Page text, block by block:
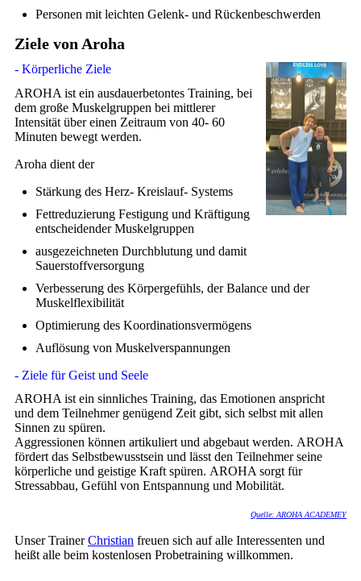
Personen mit leichten Gelenk- und Rückenbeschwerden
Ziele von Aroha
- Körperliche Ziele
AROHA ist ein ausdauerbetontes Training, bei
dem große Muskelgruppen bei mittlerer
Intensität über einen Zeitraum von 40- 60
Minuten bewegt werden.
Aroha dient der
Stärkung des Herz- Kreislauf- Systems
Fettreduzierung Festigung und Kräftigung
entscheidender Muskelgruppen
ausgezeichneten Durchblutung und damit
Sauerstoffversorgung
Verbesserung des Körpergefühls, der Balance und der
Muskelflexibilität
Optimierung des Koordinationsvermögens
Auflösung von Muskelverspannungen
- Ziele für Geist und Seele
AROHA ist ein sinnliches Training, das Emotionen anspricht
und dem Teilnehmer genügend Zeit gibt, sich selbst mit allen
Sinnen zu spüren.
Aggressionen können artikuliert und abgebaut werden. AROHA
fördert das Selbstbewusstsein und lässt den Teilnehmer seine
körperliche und geistige Kraft spüren. AROHA sorgt für
Stressabbau, Gefühl von Entspannung und Mobilität.
Quelle: AROHA ACADEMEY
Unser TrainerChristian freuen sich auf alle Interessenten und
heißt alle beim kostenlosen Probetraining willkommen.